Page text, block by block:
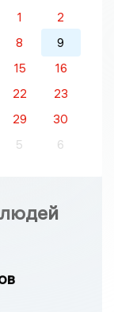
1
2
8
9
15
16
22
23
29
30
5 6